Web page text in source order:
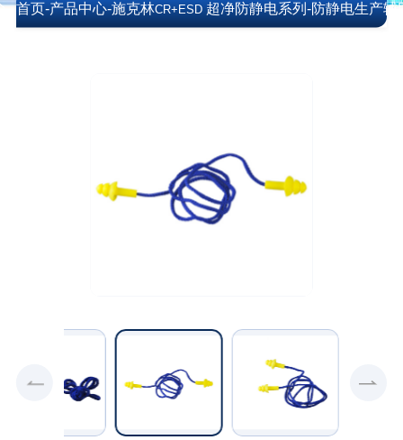
首页-产品中心-施克林CR+ESD超净防静电系列-防静电生产辅